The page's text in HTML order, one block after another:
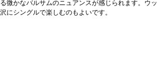
微かなバルサムのニュアンスが感じられます。ウッ
にシングルで楽しむのもよいです。